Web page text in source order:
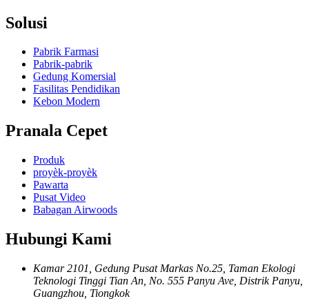
Solusi
Pabrik Farmasi
Pabrik-pabrik
Gedung Komersial
Fasilitas Pendidikan
Kebon Modern
Pranala Cepet
Produk
proyèk-proyèk
Pawarta
Pusat Video
Babagan Airwoods
Hubungi Kami
Kamar 2101, Gedung Pusat Markas No.25, Taman Ekologi
Teknologi Tinggi Tian An, No. 555 Panyu Ave, Distrik Panyu,
Guangzhou, Tiongkok